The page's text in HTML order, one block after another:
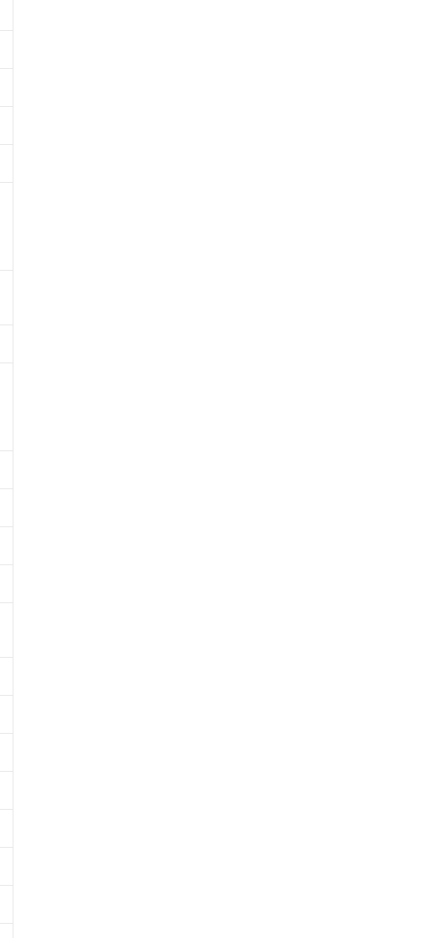
価格(税抜)を提供させていただ
担当のオムロン制御機器販売店・
たは開示しないようお願いしま
I-Webメンバーズにご登録され
、当社および当社の共同利用者
能な商品です。
予定のある商品です。
は確認中の商品です。
す。
場合などやむを得ず変更すること
ェニルエーテル類(PBDE) 1000ppm以下、
ル（BBP） 1000ppm以下、フタル酸ジブチ
を証明するものではありません。
の期間は出荷製品に未対応品が
がない限り、2022年1月12日よ
ます。
刻な影響を及ぼさない年数を意
商品（以下｢規制貨物等」とい
の他武器並びにこれらの製造装
それがある場合は、取り引きをい
ャンセル